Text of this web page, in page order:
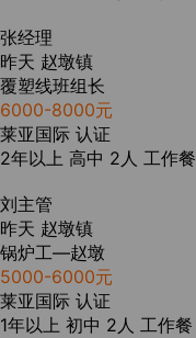
张经理
昨天 赵墩镇
覆塑线班组长
6000-8000元
莱亚国际 认证
2年以上 高中 2人 工作餐
刘主管
昨天 赵墩镇
锅炉工—赵墩
5000-6000元
莱亚国际 认证
1年以上 初中 2人 工作餐